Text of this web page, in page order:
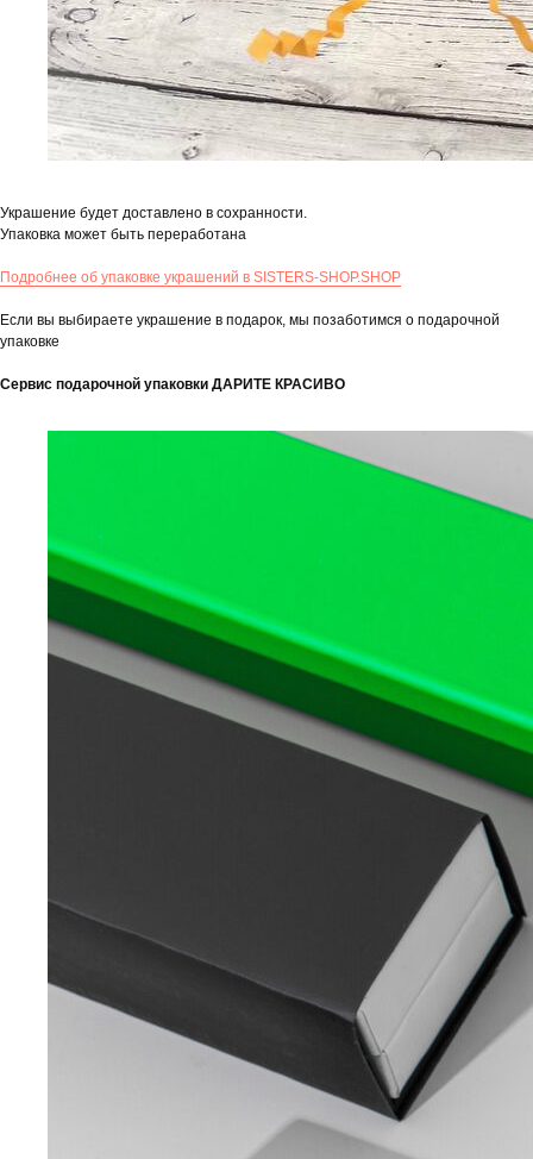
Украшение будет доставлено в сохранности.
Упаковка может быть переработана
Подробнее об упаковке украшений в SISTERS-SHOP.SHOP
Если вы выбираете украшение в подарок, мы позаботимся о подарочной
упаковке
Сервис подарочной упаковки ДАРИТЕ КРАСИВО